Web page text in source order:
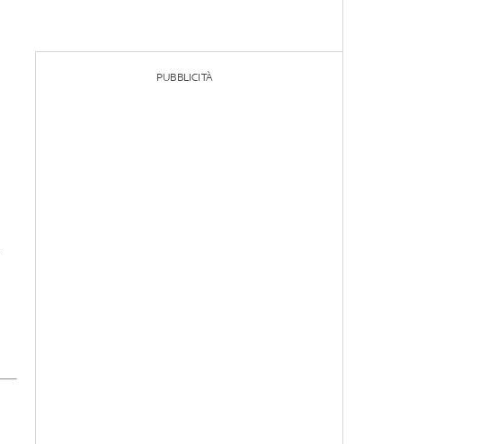
PUBBLICITÀ